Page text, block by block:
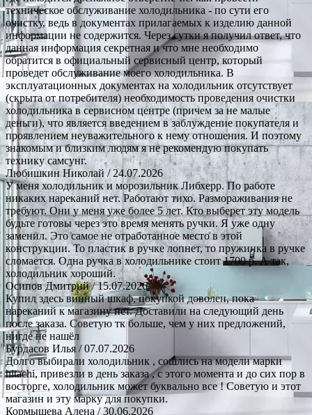
техническое обслуживание холодильника - по сути его
очистку, ведь в документах прилагаемых к изделию данной
информации не содержится. Через сутки я получил ответ, что
данная информация секретная и что мне необходимо
обратится в официальный сервисный центр, который
проведет обслуживание моего холодильника. В
эксплуатационных документах на холодильник отсутствует
(скрыта от потребителя) необходимость проведения очистки
холодильника в сервисном центре (причем за не малые
деньги), что является введением в заблуждение покупателя и
проявлением неуважительного к нему отношения. И поэтому
знакомым и близким людям я не рекомендую покупать
технику самсунг.
Любишкин Николай / 24.07.2026
У меня холодильник и морозильник Либхерр. По работе
никаких нареканий нет. Работают тихо. Размораживания не
требуют. Они у меня уже более 5 лет. Кто выберет эту модель
будьте готовы через это время менять ручки. Я уже одну
заменил. Это самое не отработанное место в этой
конструкции. То пластик в ручке лопнет, то пружинка в ручке
сломается. Одна ручка в холодильнике стоит 1700 р. А так,
холодильник хороший.
Осипов Дмитрий/ 15.07.2026
Купил здесь винный шкаф, покупкой доволен, пока
нареканий к магазину нет. Доставили на следующий день
после заказа. Советую тк больше, чем у них предложений,
нигде не нашёл
Бурдасов Илья / 07.07.2026
Долго выбирали холодильник , сошлись на модели марки
hitachi, привезли в день заказа , с этого момента и до сих пор в
восторге, холодильник может буквально все ! Советую и этот
магазин и эту марку для покупки.
Кормышева Алена / 30.06.2026